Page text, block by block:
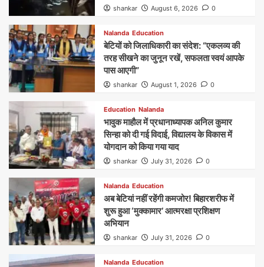
shankar August 6, 2026 0
Nalanda Education
बेटियों को जिलाधिकारी का संदेश: “एकलव्य की
तरह सीखने का जुनून रखें, सफलता स्वयं आपके
पास आएगी”
shankar August 1, 2026 0
Education Nalanda
भावुक माहौल में प्रधानाध्यापक अनिल कुमार
सिन्हा को दी गई विदाई, विद्यालय के विकास में
योगदान को किया गया याद
shankar July 31, 2026 0
Nalanda Education
अब बेटियां नहीं रहेंगी कमजोर! बिहारशरीफ में
शुरू हुआ ‘मुक्कामार’ आत्मरक्षा प्रशिक्षण
अभियान
shankar July 31, 2026 0
Nalanda Education